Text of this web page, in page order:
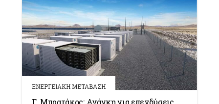
ΕΝΕΡΓΕΙΑΚΗ ΜΕΤΑΒΑΣΗ